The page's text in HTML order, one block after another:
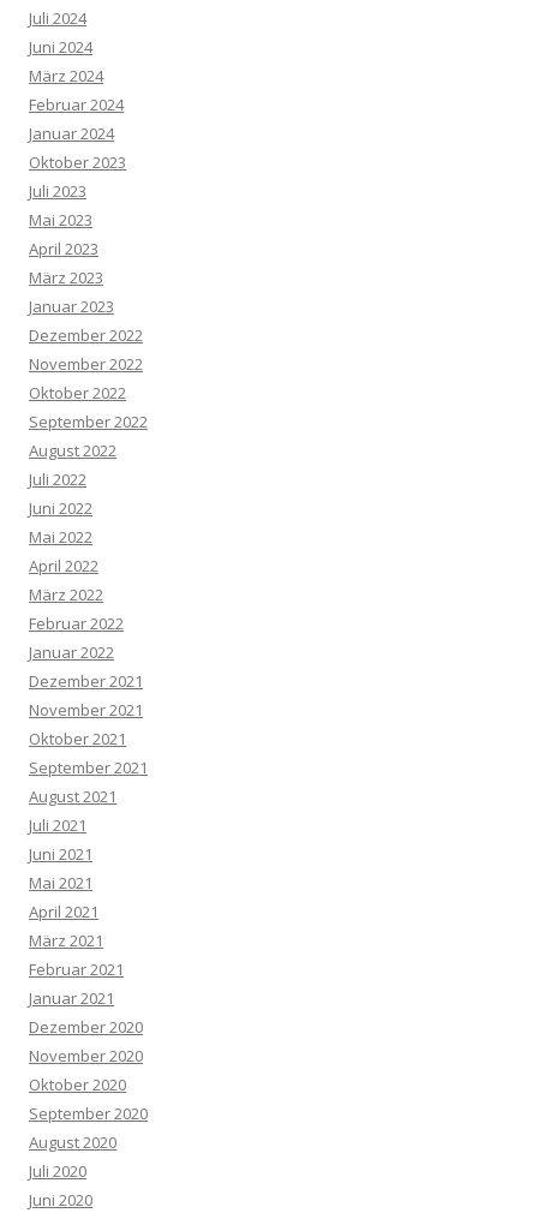
Juli 2024
Juni 2024
März 2024
Februar 2024
Januar 2024
Oktober 2023
Juli 2023
Mai 2023
April 2023
März 2023
Januar 2023
Dezember 2022
November 2022
Oktober 2022
September 2022
August 2022
Juli 2022
Juni 2022
Mai 2022
April 2022
März 2022
Februar 2022
Januar 2022
Dezember 2021
November 2021
Oktober 2021
September 2021
August 2021
Juli 2021
Juni 2021
Mai 2021
April 2021
März 2021
Februar 2021
Januar 2021
Dezember 2020
November 2020
Oktober 2020
September 2020
August 2020
Juli 2020
Juni 2020